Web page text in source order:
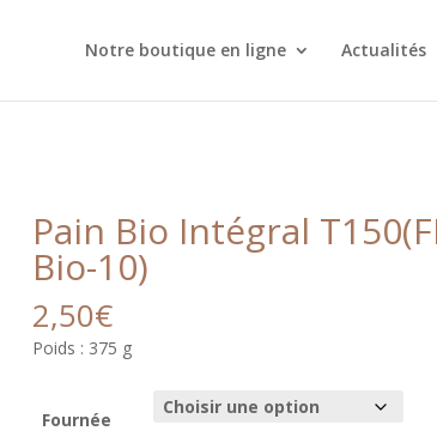
Notre boutique en ligne Actualités
Pain Bio Intégral
Bio-10)
2,50€
Poids : 375 g
Fournée